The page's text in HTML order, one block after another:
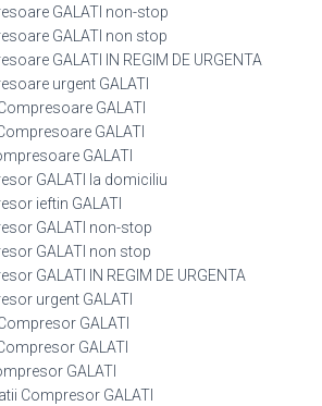
GALATI non-stop
GALATI non stop
GALATI IN REGIM DE URGENTA
urgent GALATI
GALATI
GALATI
GALATI
GALATI la domiciliu
ieftin GALATI
GALATI non-stop
GALATI non stop
GALATI IN REGIM DE URGENTA
urgent GALATI
GALATI
GALATI
GALATI
Compresor GALATI